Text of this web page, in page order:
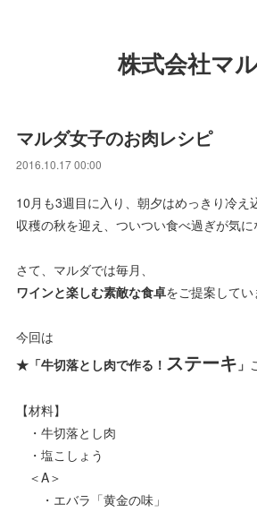
株式会社マ
マルダ女子のお肉レシピ
2016.10.17 00:00
10月も3週目に入り、朝夕はめっきり冷え
収穫の秋を迎え、ついつい食べ過ぎが気に
さて、マルダでは毎月、
ワインと楽しむ素敵な食卓をご提案してい
今回は
★「牛切落とし肉で作る！ ステーキ 」
【材料】
・牛切落とし肉
・塩こしょう
＜A＞
・エバラ「黄金の味」